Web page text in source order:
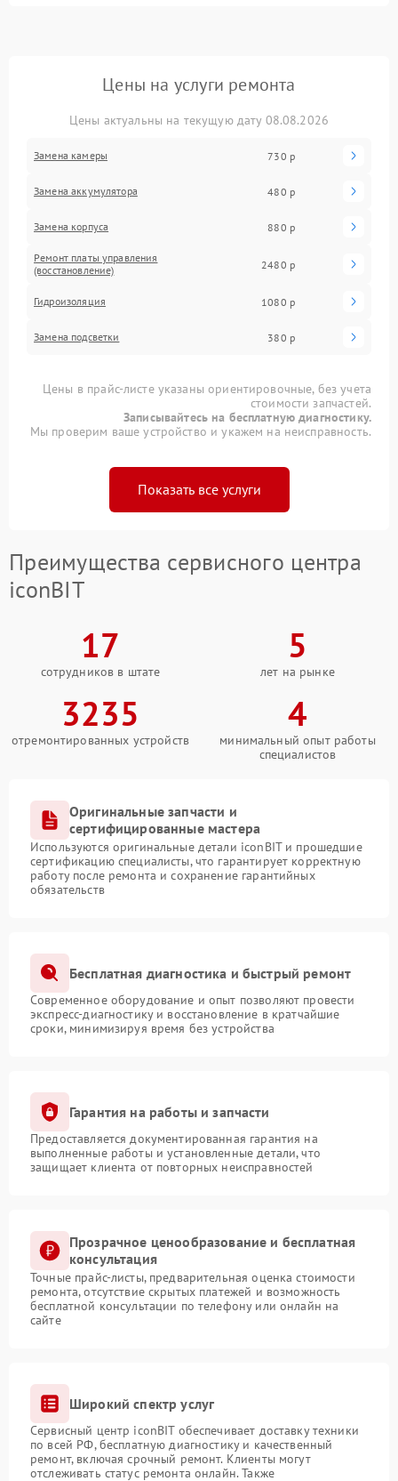
Цены на услуги ремонта
Цены актуальны на текущую дату 08.08.2026
Замена камеры 730 р
Замена аккумулятора 480 р
Замена корпуса 880 р
Ремонт платы управления
(восстановление)
2480 р
Гидроизоляция 1080 р
Замена подсветки 380 р
Цены в прайс-листе указаны ориентировочные, без учета
стоимости запчастей.
Записывайтесь на бесплатную диагностику.
Мы проверим ваше устройство и укажем на неисправность.
Показать все услуги
Преимущества сервисного центра
iconBIT
17
сотрудников в штате
5
лет на рынке
3235
отремонтированных устройств
4
минимальный опыт работы
специалистов
Оригинальные запчасти и
сертифицированные мастера
Используются оригинальные детали iconBIT и прошедшие
сертификацию специалисты, что гарантирует корректную
работу после ремонта и сохранение гарантийных
обязательств
Бесплатная диагностика и быстрый ремонт
Современное оборудование и опыт позволяют провести
экспресс-диагностику и восстановление в кратчайшие
сроки, минимизируя время без устройства
Гарантия на работы и запчасти
Предоставляется документированная гарантия на
выполненные работы и установленные детали, что
защищает клиента от повторных неисправностей
Прозрачное ценообразование и бесплатная
консультация
Точные прайс-листы, предварительная оценка стоимости
ремонта, отсутствие скрытых платежей и возможность
бесплатной консультации по телефону или онлайн на
сайте
Широкий спектр услуг
Сервисный центр iconBIT обеспечивает доставку техники
по всей РФ, бесплатную диагностику и качественный
ремонт, включая срочный ремонт. Клиенты могут
отслеживать статус ремонта онлайн. Также